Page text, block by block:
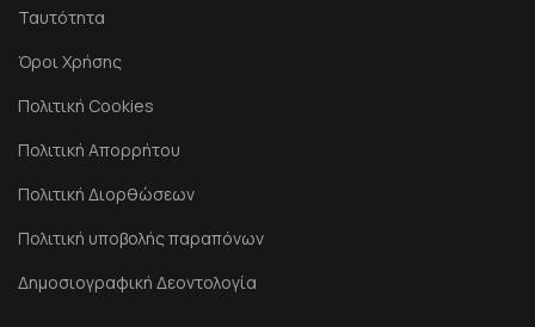
Ταυτότητα
Όροι Χρήσης
Πολιτική Cookies
Πολιτική Απορρήτου
Πολιτική Διορθώσεων
Πολιτική υποβολής παραπόνων
Δημοσιογραφική Δεοντολογία